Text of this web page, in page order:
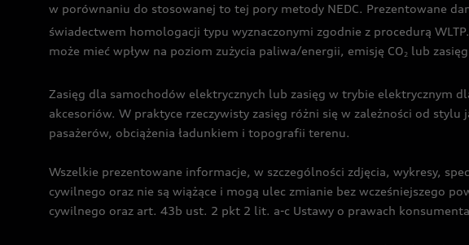
w porównaniu do stosowanej to tej pory metody NEDC. Prezentowane
świadectwem homologacji typu wyznaczonymi zgodnie z procedurą
może mieć wpływ na poziom zużycia paliwa/energii, emisję CO2 lub
Zasięg dla samochodów elektrycznych lub zasięg w trybie elektrycznym
akcesoriów. W praktyce rzeczywisty zasięg różni się w zależności od
pasażerów, obciążenia ładunkiem i topografii terenu.
Wszelkie prezentowane informacje, w szczególności zdjęcia, wykresy,
cywilnego oraz nie są wiążące i mogą ulec zmianie bez wcześniejszego
cywilnego oraz art. 43b ust. 2 pkt 2 lit. a-c Ustawy o prawach